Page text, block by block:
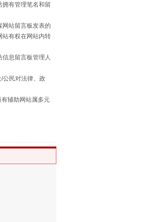
有管理笔名和留
站留言板发表的
有权在网站内转
息留言板管理人
公民对法律、政
辅助网站属多元